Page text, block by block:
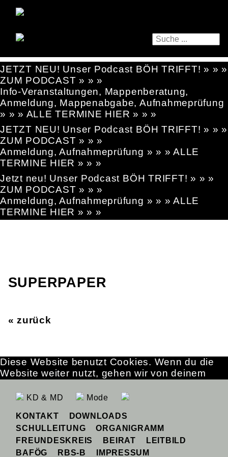
JETZT NEU! Unser Podcast BÖH TRIFFT! » » »
ZUM PODCAST » » »
Info-Veranstaltungen, Mappenberatung,
Anmeldung, Mappenabgabe, Aufnahmeprüfung
» » » ALLE TERMINE HIER » » »
JETZT NEU! Unser Podcast BÖH TRIFFT! » » »
ZUM PODCAST » » »
Anmeldung, Aufnahmeprüfung » » » ALLE
TERMINE HIER » » »
Jetzt neu! Unser Podcast BÖH TRIFFT! » » »
ZUM PODCAST » » »
Anmeldung, Aufnahmeprüfung » » » ALLE
TERMINE HIER » » »
SUPERPAPER
« zurück
KD & MD Mode
KONTAKT
DOWNLOADS
SCHULLEITUNG
ORGANIGRAMM
FREUNDESKREIS
BEIRAT
LEITBILD
BAFÖG
RBS-B IMPRESSUM
Diese Website benutzt Cookies. Wenn du die
Website weiter nutzt, gehen wir von deinem